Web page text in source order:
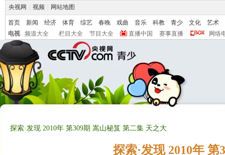
央视网 视频 网站地图
首页 新闻 经济 体育 综艺 春晚 戏曲 音乐 科教 青少 文化
艺术
电视
频道大全 栏目大全 节目大全 直播中国 赛事直播 网络
探索·发现 2010年 第309期 嵩山秘笈 第二集 天之大
探索·发现 2010年